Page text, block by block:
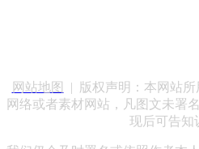
网站地图
| 版权声明：本网站
网络或者素材网站，凡图文未署
现后可告知